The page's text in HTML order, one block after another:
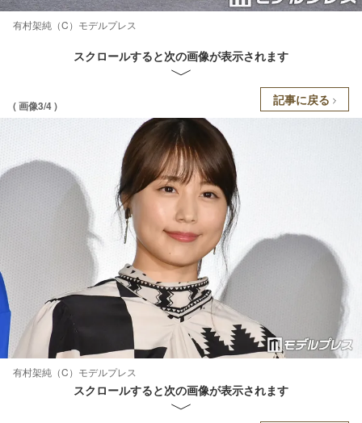
有村架純（C）モデルプレス
スクロールすると次の画像が表示されます
( 画像3/4 ) 記事に戻る
有村架純（C）モデルプレス
スクロールすると次の画像が表示されます